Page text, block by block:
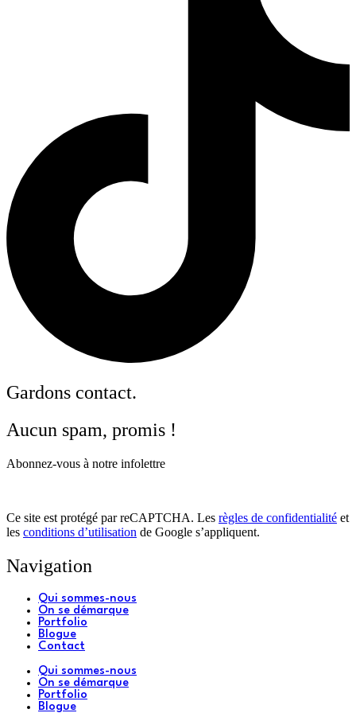
Gardons contact.
Aucun spam, promis !
Abonnez-vous à notre infolettre
Ce site est protégé par reCAPTCHA. Les règles de confidentialité et
les conditions d’utilisation de Google s’appliquent.
Navigation
Qui sommes-nous
On se démarque
Portfolio
Blogue
Contact
Qui sommes-nous
On se démarque
Portfolio
Blogue